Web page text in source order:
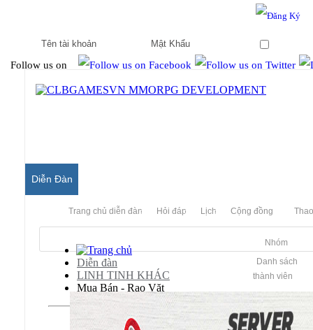
Follow us on
Diễn Đàn
Trang chủ diễn đàn Hỏi đáp Lịch Cộng đồng
Nhóm
Danh sách
thành viên
Diễn đàn
LINH TINH KHÁC
Mua Bán - Rao Vặt